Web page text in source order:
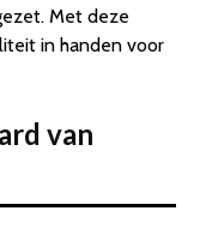
Met deze
in handen voor
van